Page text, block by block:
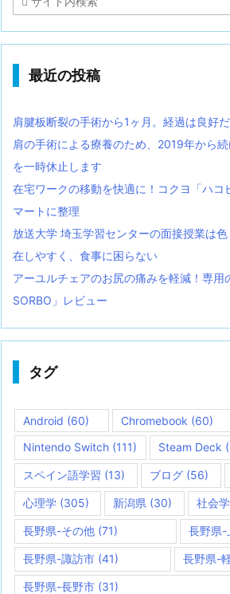
最近の投稿
肩腱板断裂の手術から1ヶ月。経過は良好
肩の手術による療養のため、2019年から
を一時休止します
在宅ワークの移動を快適に！コクヨ「ハコ
マートに整理
放送大学 埼玉学習センターの面接授業は
在しやすく、食事に困らない
アーユルチェアのお尻の痛みを軽減！専
SORBO」レビュー
タグ
Android (60) Chromebook (60)
Nintendo Switch (111) Steam Deck
スペイン語学習 (13) ブログ (56)
心理学 (305) 新潟県 (30) 社会学
長野県-その他 (71) 長野県-
長野県-諏訪市 (41) 長野県-
長野県-長野市 (31)